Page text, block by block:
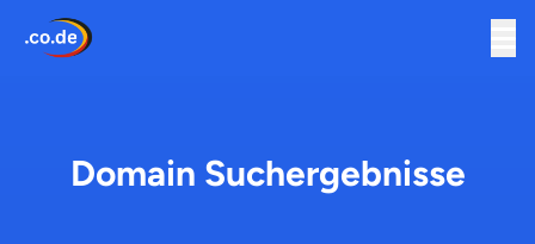
Domain Suchergebnisse